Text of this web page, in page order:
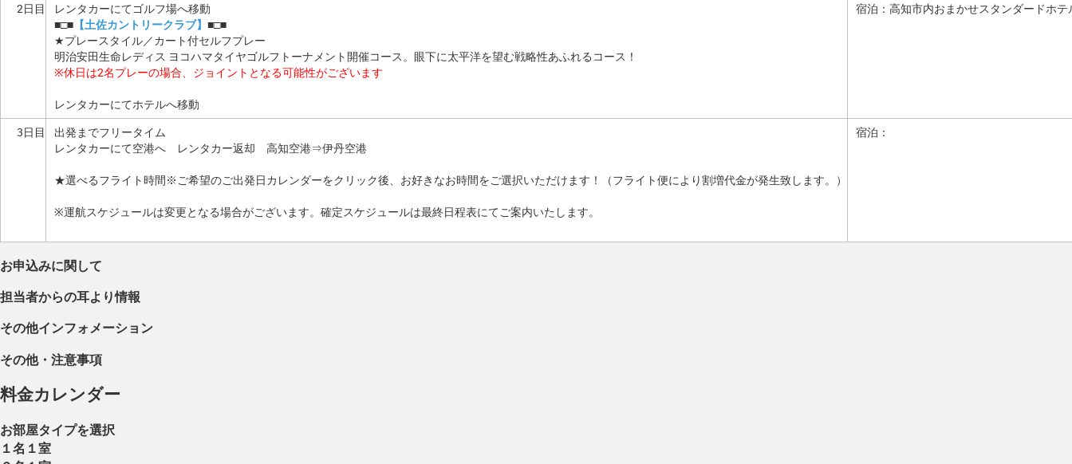
2日目
レンタカーにてゴルフ場へ移動
■□■ 【土佐カントリークラブ】 ■□■
★プレースタイル／カート付セルフプレー
明治安田生命レディス ヨコハマタイヤゴルフトーナメント開催コース。眼下に太平洋を望む戦略性あふれるコース！
※休日は2名プレーの場合、ジョイントとなる可能性がございます
レンタカーにてホテルへ移動
宿泊： 高知市内おまかせスタンダードホテ
3日目
出発までフリータイム
レンタカーにて空港へ レンタカー返却 高知空港⇒伊丹空港
★選べるフライト時間※ご希望のご出発日カレンダーをクリック後、お好きなお時間をご選択いただけます！（フライト便により割増代金が発生致します。）
※運航スケジュールは変更となる場合がございます。確定スケジュールは最終日程表にてご案内いたします。
宿泊：
お申込みに関して
担当者からの耳より情報
その他インフォメーション
その他・注意事項
料金カレンダー
お部屋タイプを選択
１名１室